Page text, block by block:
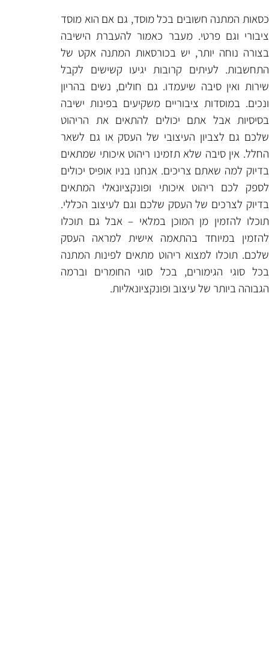
בכל מוסד, גם אם הוא מוסד
כאמור להעברת הישיבה
בכורסאות המתנה אקט של
יגיעו קשישים לקבל
גם חולים, נשים בהריון
משקיעים בפינות ישיבה
להתאים את הריהוט
של העסק או גם לשאר
ריהוט איכותי שמתאים
אנחנו בניו אופיס יכולים
ופונקציונאלי המתאים
שלכם וגם לעיצוב הכללי.
במלאי – אבל גם תוכלו
אישית למראה העסק
ריהוט מתאים לפינות המתנה
בכל סוגי החומרים וברמה
ופונקציונאליות.